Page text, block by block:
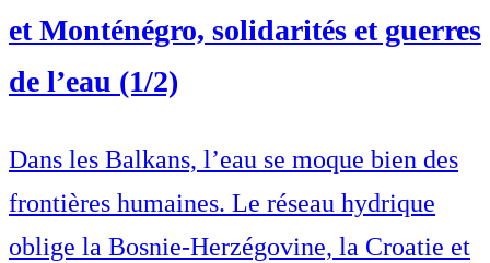
et Monténégro, solidarités et guerres
de l’eau (1/2)
Dans les Balkans, l’eau se moque bien des
frontières humaines. Le réseau hydrique
oblige la Bosnie-Herzégovine, la Croatie et